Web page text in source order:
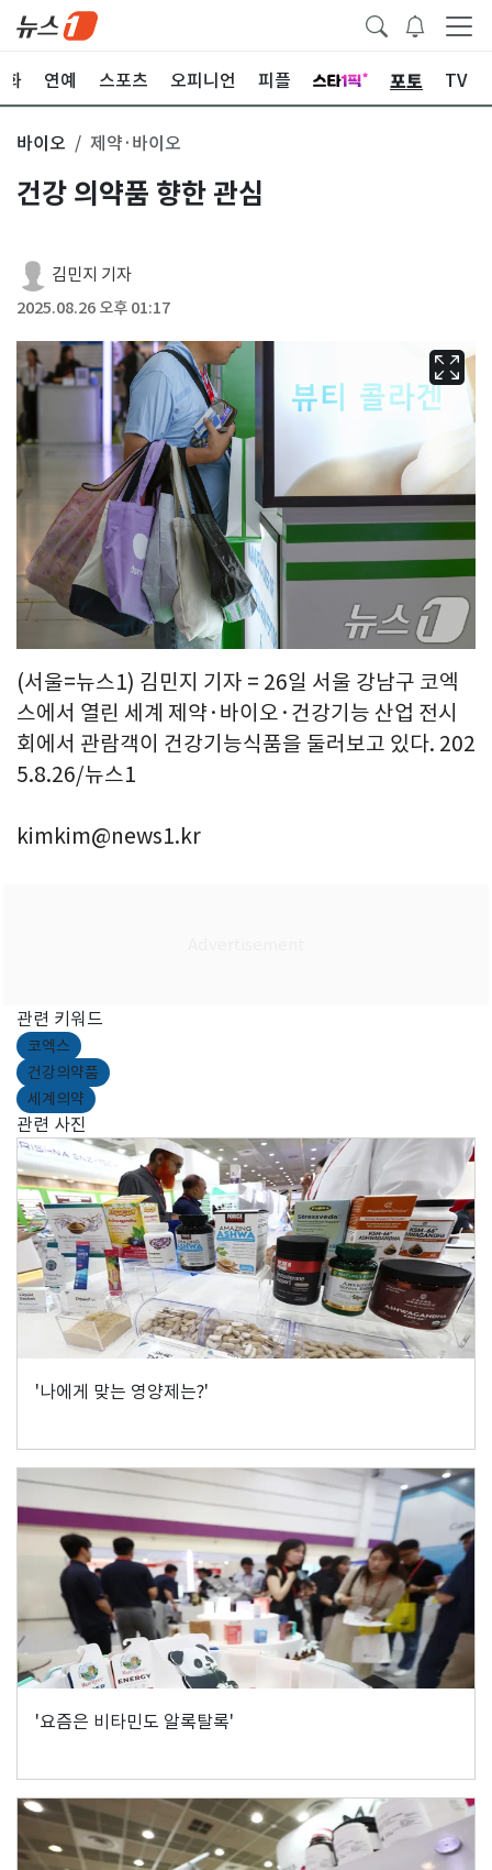
화 연예 스포츠 오피니언 피플 포토 TV
바이오 제약·바이오
건강 의약품 향한 관심
김민지 기자
2025.08.26 오후 01:17
(서울=뉴스1) 김민지 기자 = 26일 서울 강남구 코엑
스에서 열린 세계 제약·바이오·건강기능 산업 전시
회에서 관람객이 건강기능식품을 둘러보고 있다. 202
5.8.26/뉴스1
kimkim@news1.kr
관련 키워드
코엑스
건강의약품
세계의약
관련 사진
'나에게 맞는 영양제는?'
'요즘은 비타민도 알록탈록'